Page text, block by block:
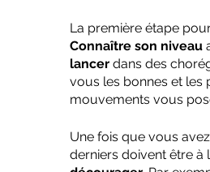
La première étape
Connaître son niveau
lancer dans des
vous les bonnes et les
mouvements vous
Une fois que vous
derniers doivent être à